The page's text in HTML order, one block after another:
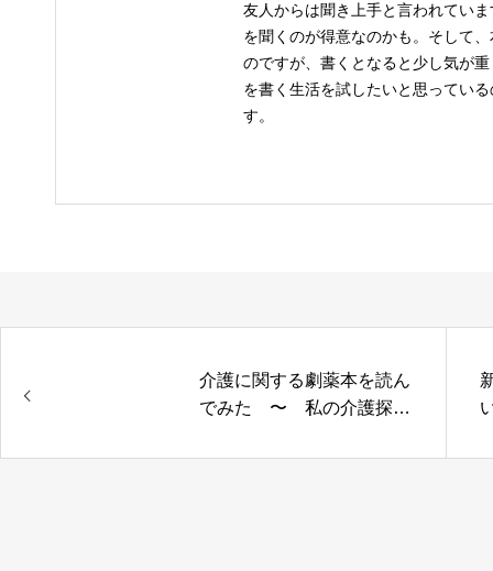
友人からは聞き上手と言われてい
を聞くのが得意なのかも。そして
のですが、書くとなると少し気が
を書く生活を試したいと思ってい
す。
介護に関する劇薬本を読ん
でみた 〜 私の介護探検